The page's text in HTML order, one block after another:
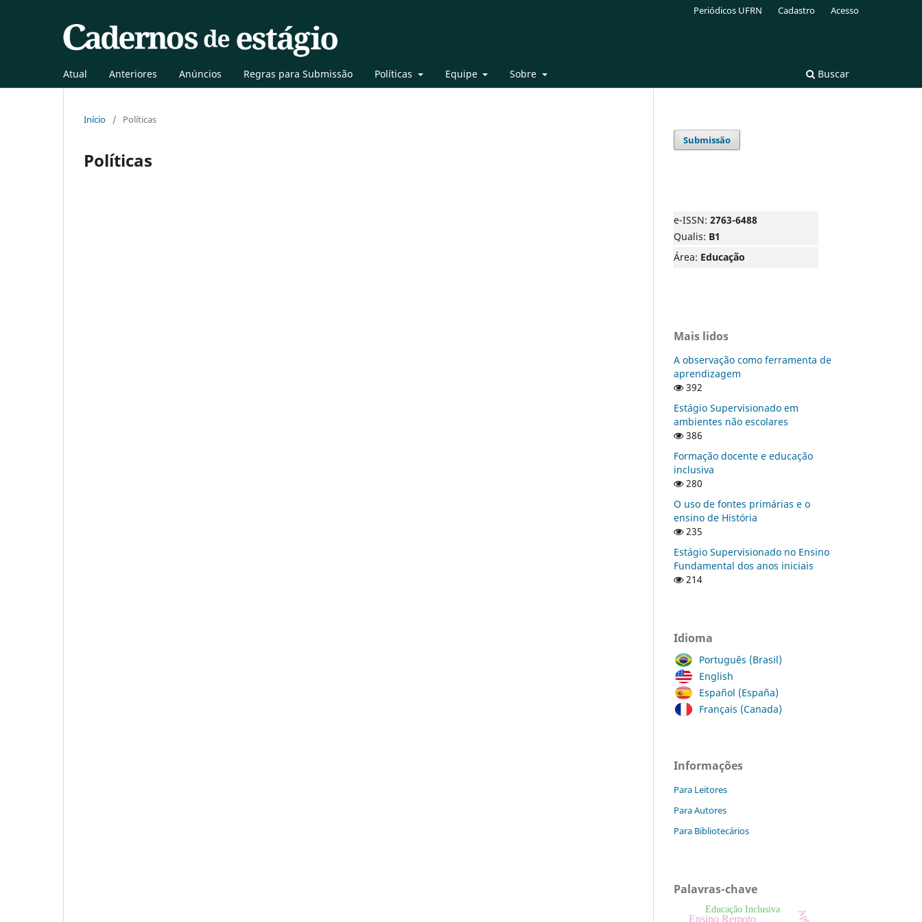
Atual Anteriores Anúncios Regras para Submissão Políticas Equipe Sobre Buscar
Periódicos UFRN Cadastro Acesso
Início / Políticas
Políticas
Submissão
e-ISSN: 2763-6488
Qualis: B1
Área: Educação
Mais lidos
A observação como ferramenta de
aprendizagem
392
Estágio Supervisionado em
ambientes não escolares
386
Formação docente e educação
inclusiva
280
O uso de fontes primárias e o
ensino de História
235
Estágio Supervisionado no Ensino
Fundamental dos anos iniciais
214
Idioma
Português (Brasil)
English
Español (España)
Français (Canada)
Informações
Para Leitores
Para Autores
Para Bibliotecários
Palavras-chave
Ensino Remoto
Educação Inclusiva